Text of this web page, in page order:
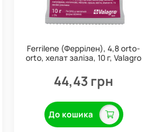
Ferrilene (Феррілен), 4,8 orto-
orto, хелат заліза, 10 г, Valagro
44,43 грн
До кошика